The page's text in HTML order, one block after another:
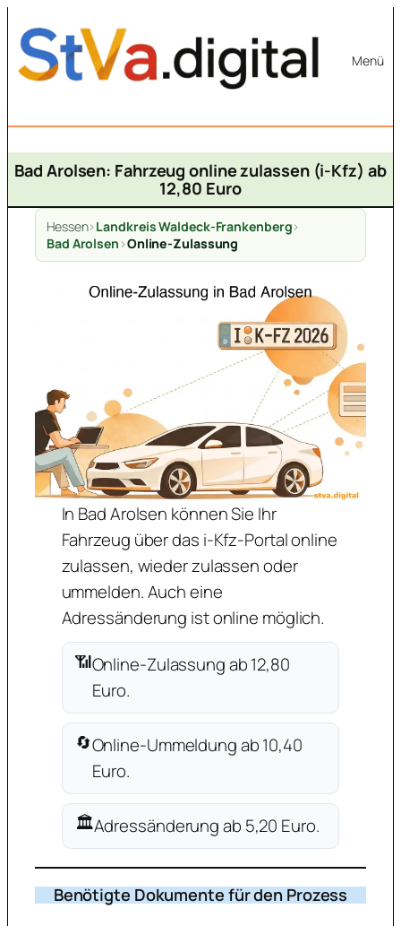
Inhalt
springen
Menü
Bad Arolsen: Fahrzeug online zulassen (i-Kfz) ab
12,80 Euro
Hessen>Landkreis Waldeck-Frankenberg>
Bad Arolsen >Online-Zulassung
In Bad Arolsen können Sie Ihr
Fahrzeug über das i-Kfz-Portal online
zulassen, wieder zulassen oder
ummelden. Auch eine
Adressänderung ist online möglich.
📶Online-Zulassung ab 12,80
Euro.
🔄Online-Ummeldung ab 10,40
Euro.
🏛️Adressänderung ab 5,20 Euro.
Benötigte Dokumente für den Prozess